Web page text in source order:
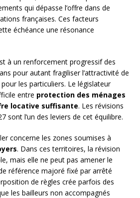
qui dépasse l’offre dans de
françaises. Ces facteurs
échéance une résonance
à un renforcement progressif des
pour autant fragiliser l’attractivité de
les particuliers. Le législateur
entre protection des ménages
locative suffisante. Les révisions
sont l’un des leviers de cet équilibre.
concerne les zones soumises à
. Dans ces territoires, la révision
mais elle ne peut pas amener le
référence majoré fixé par arrêté
de règles crée parfois des
les bailleurs non accompagnés